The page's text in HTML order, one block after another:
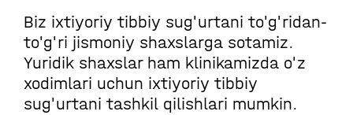
Biz ixtiyoriy tibbiy sug'urtani to'g'ridan-
to'g'ri jismoniy shaxslarga sotamiz.
Yuridik shaxslar ham klinikamizda o'z
xodimlari uchun ixtiyoriy tibbiy
sug'urtani tashkil qilishlari mumkin.